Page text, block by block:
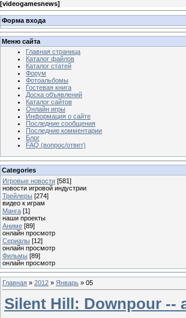
[videogamesnews]
Форма входа
Меню сайта
Главная страница
Каталог файлов
Каталог статей
Форум
Фотоальбомы
Гостевая книга
Доска объявлений
Каталог сайтов
Онлайн игры
Информация о сайте
Последние сообщения
Последние комментарии
Блог
FAQ (вопрос/ответ)
Categories
Игровые новости [581]
новости игровой индустрии
Трейлеры [274]
видео к играм
Манга [1]
наши проекты
Аниме [89]
онлайн просмотр
Сериалы [12]
онлайн просмотр
Фильмы [89]
онлайн просмотр
Главная » 2012 » Январь » 05
Silent Hill: Downpour --